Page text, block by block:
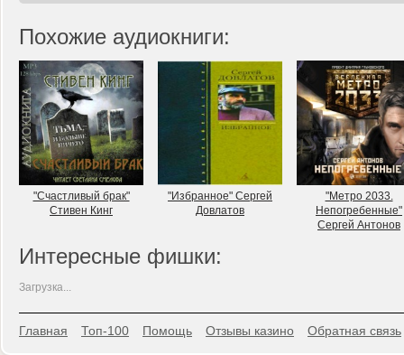
Похожие аудиокниги:
"Счастливый брак"
Стивен Кинг
"Избранное" Сергей
Довлатов
"Метро 2033.
Непогребенные"
Сергей Антонов
Интересные фишки:
Загрузка...
Главная Топ-100 Помощь Отзывы казино Обратная связь